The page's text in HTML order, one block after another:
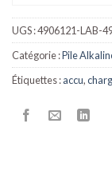
UGS :4906121-LAB-
Catégorie :Pile
Étiquettes :accu,